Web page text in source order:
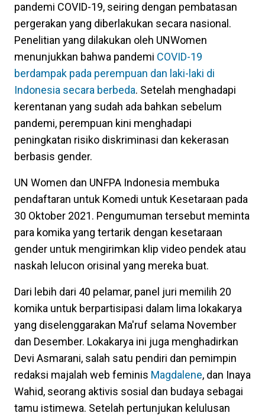
pandemi COVID-19, seiring dengan pembatasan
pergerakan yang diberlakukan secara nasional.
Penelitian yang dilakukan oleh UNWomen
menunjukkan bahwa pandemi COVID-19
berdampak pada perempuan dan laki-laki di
Indonesia secara berbeda. Setelah menghadapi
kerentanan yang sudah ada bahkan sebelum
pandemi, perempuan kini menghadapi
peningkatan risiko diskriminasi dan kekerasan
berbasis gender.
UN Women dan UNFPA Indonesia membuka
pendaftaran untuk Komedi untuk Kesetaraan pada
30 Oktober 2021. Pengumuman tersebut meminta
para komika yang tertarik dengan kesetaraan
gender untuk mengirimkan klip video pendek atau
naskah lelucon orisinal yang mereka buat.
Dari lebih dari 40 pelamar, panel juri memilih 20
komika untuk berpartisipasi dalam lima lokakarya
yang diselenggarakan Ma'ruf selama November
dan Desember. Lokakarya ini juga menghadirkan
Devi Asmarani, salah satu pendiri dan pemimpin
redaksi majalah web feminis Magdalene, dan Inaya
Wahid, seorang aktivis sosial dan budaya sebagai
tamu istimewa. Setelah pertunjukan kelulusan